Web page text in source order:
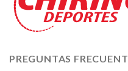
PREGUNTAS